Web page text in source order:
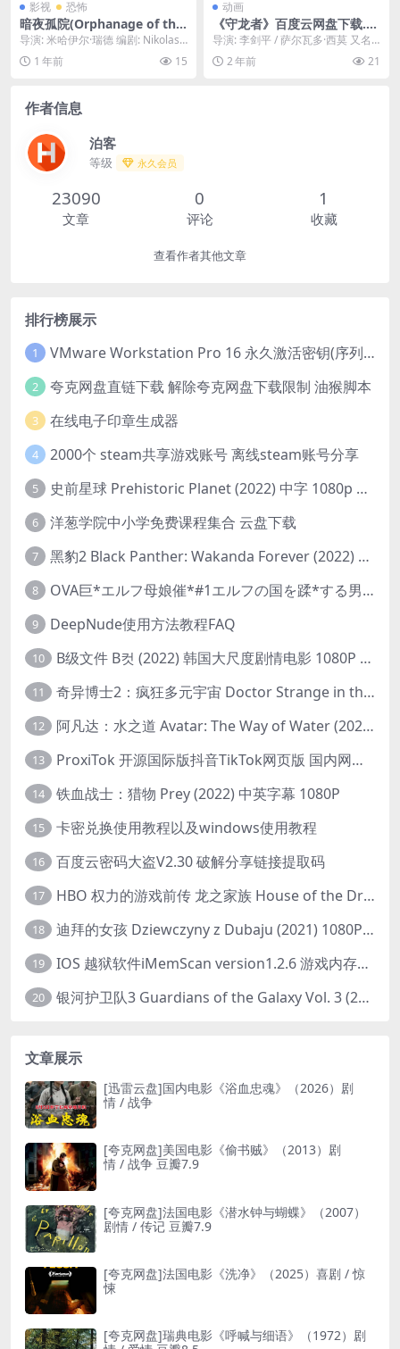
影视 恐怖
暗夜孤院(Orphanage of the
Dark Night)-2025-恐怖/悬
疑-免费下载 🇵🇭菲律宾恐怖
片，一场大火烧毁了孤儿院，
从未离开过这里🇵🇭｜
导演: 米哈伊尔·瑞德 编剧: Nikolas
Red 资源下载：暗夜孤院下载阿...
1 年前 15
动画
《守龙者》百度云网盘下载.阿
里云盘.国语中字.(2024)
导演: 李剑平 / 萨尔瓦多·西莫 又名:
养龙人 / Dragon Keepe...
2 年前 21
作者信息
泊客
等级 永久会员
23090
文章
0
评论
1
收藏
查看作者其他文章
排行榜展示
1 VMware Workstation Pro 16 永久激活密钥(序列号)
2 夸克网盘直链下载 解除夸克网盘下载限制 油猴脚本
3 在线电子印章生成器
4 2000个 steam共享游戏账号 离线steam账号分享
5 史前星球 Prehistoric Planet (2022) 中字 1080p 高清 阿里云盘 2022.5.27已更新全集
6 洋葱学院中小学免费课程集合 云盘下载
7 黑豹2 Black Panther: Wakanda Forever (2022) 高清版
8 OVA巨*エルフ母娘催*#1エルフの国を蹂*する男。汚された女王と姫
9 DeepNude使用方法教程FAQ
10 B级文件 B컷 (2022) 韩国大尺度剧情电影 1080P 中字
11 奇异博士2：疯狂多元宇宙 Doctor Strange in the Multiverse of Madness (2022) 高清版1080p
12 阿凡达：水之道 Avatar: The Way of Water (2022) 1080p 2k 4k 中文字幕
13 ProxiTok 开源国际版抖音TikTok网页版 国内网络直连
14 铁血战士：猎物 Prey (2022) 中英字幕 1080P
15 卡密兑换使用教程以及windows使用教程
16 百度云密码大盗V2.30 破解分享链接提取码
17 HBO 权力的游戏前传 龙之家族 House of the Dragon (2022) 中字 1080P 更新4集
18 迪拜的女孩 Dziewczyny z Dubaju (2021) 1080P 中字
19 IOS 越狱软件iMemScan version1.2.6 游戏内存修改器
20 银河护卫队3 Guardians of the Galaxy Vol. 3 (2023)4K高清资源1080p只分享精品
文章展示
[迅雷云盘]国内电影《浴血忠魂》（2026）剧
情 / 战争
[夸克网盘]美国电影《偷书贼》（2013）剧
情 / 战争 豆瓣7.9
[夸克网盘]法国电影《潜水钟与蝴蝶》（2007）
剧情 / 传记 豆瓣7.9
[夸克网盘]法国电影《洗净》（2025）喜剧 / 惊
悚
[夸克网盘]瑞典电影《呼喊与细语》（1972）剧